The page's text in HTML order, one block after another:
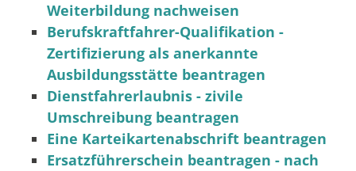
Weiterbildung nachweisen
Berufskraftfahrer-Qualifikation -
Zertifizierung als anerkannte
Ausbildungsstätte beantragen
Dienstfahrerlaubnis - zivile
Umschreibung beantragen
Eine Karteikartenabschrift beantragen
Ersatzführerschein beantragen - nach